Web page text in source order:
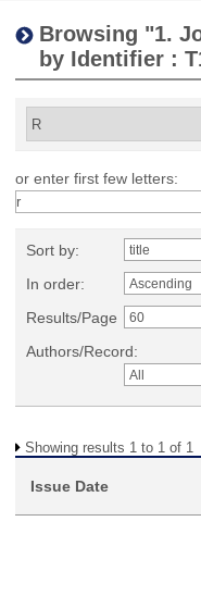
Browsing "1.
by Identifier :
or enter first few letters:
Sort by:
In order:
Results/Page
Authors/Record:
Showing results 1 to 1 of 1
Issue Date